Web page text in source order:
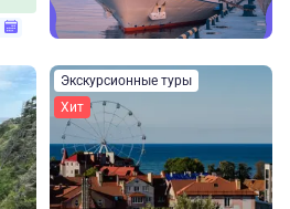
Экскурсионные туры
Хит